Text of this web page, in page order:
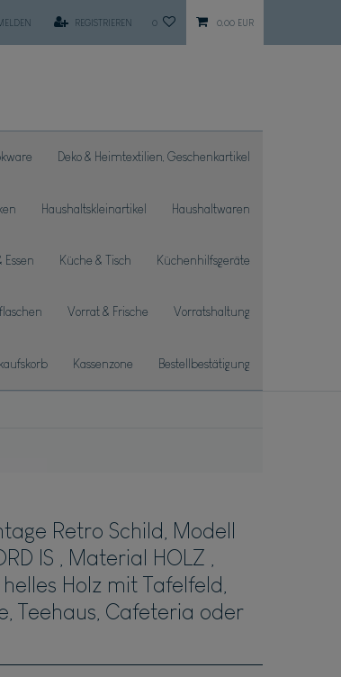
REGISTRIEREN 0 0,00 EUR
Deko & Heimtextilien, Geschenkartikel
Haushaltskleinartikel Haushaltwaren
Essen Küche & Tisch Küchenhilfsgeräte
Vorrat & Frische Vorratshaltung
Kassenzone Bestellbestätigung
Retro Schild, Modell
IS , Material HOLZ ,
Holz mit Tafelfeld,
Teehaus, Cafeteria oder